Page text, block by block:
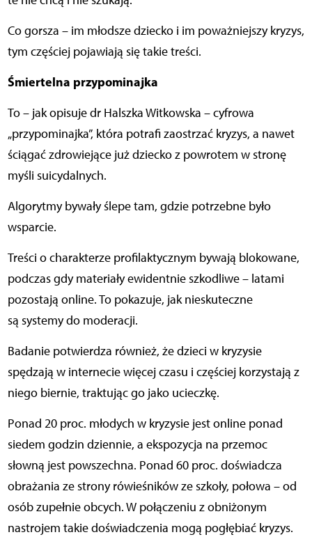
Co gorsza – im młodsze dziecko i im poważniejszy kryzys,
tym częściej pojawiają się takie treści.
Śmiertelna przypominajka
To – jak opisuje dr Halszka Witkowska – cyfrowa
„przypominajka”, która potrafi zaostrzać kryzys, a nawet
ściągać zdrowiejące już dziecko z powrotem w stronę
myśli suicydalnych.
Algorytmy bywały ślepe tam, gdzie potrzebne było
wsparcie.
Treści o charakterze profilaktycznym bywają blokowane,
podczas gdy materiały ewidentnie szkodliwe – latami
pozostają online. To pokazuje, jak nieskuteczne
są systemy do moderacji.
Badanie potwierdza również, że dzieci w kryzysie
spędzają w internecie więcej czasu i częściej korzystają z
niego biernie, traktując go jako ucieczkę.
Ponad 20 proc. młodych w kryzysie jest online ponad
siedem godzin dziennie, a ekspozycja na przemoc
słowną jest powszechna. Ponad 60 proc. doświadcza
obrażania ze strony rówieśników ze szkoły, połowa – od
osób zupełnie obcych. W połączeniu z obniżonym
nastrojem takie doświadczenia mogą pogłębiać kryzys.